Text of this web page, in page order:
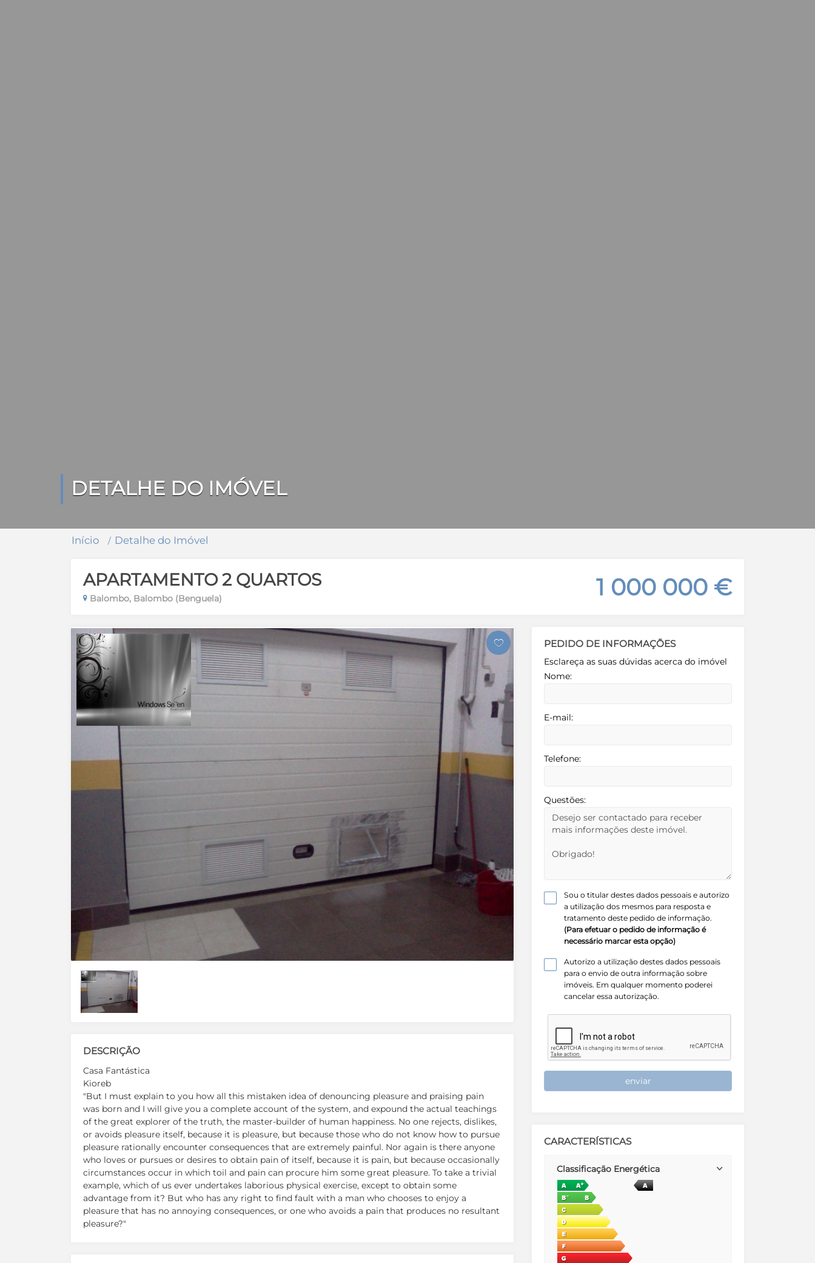
DETALHE DO IMÓVEL
Início Detalhe do Imóvel
APARTAMENTO 2 QUARTOS
Balombo, Balombo (Benguela) 1 000 000 €
DESCRIÇÃO
Casa Fantástica
Kioreb
"But I must explain to you how all this mistaken idea of denouncing pleasure and praising pain
was born and I will give you a complete account of the system, and expound the actual teachings
of the great explorer of the truth, the master-builder of human happiness. No one rejects, dislikes,
or avoids pleasure itself, because it is pleasure, but because those who do not know how to pursue
pleasure rationally encounter consequences that are extremely painful. Nor again is there anyone
who loves or pursues or desires to obtain pain of itself, because it is pain, but because occasionally
circumstances occur in which toil and pain can procure him some great pleasure. To take a trivial
example, which of us ever undertakes laborious physical exercise, except to obtain some
advantage from it? But who has any right to find fault with a man who chooses to enjoy a
pleasure that has no annoying consequences, or one who avoids a pain that produces no resultant
pleasure?"
PEDIDO DE INFORMAÇÕES
Esclareça as suas dúvidas acerca do imóvel
Nome:
E-mail:
Telefone:
Questões:
Sou o titular destes dados pessoais e autorizo
a utilização dos mesmos para resposta e
tratamento deste pedido de informação.
(Para efetuar o pedido de informação é
necessário marcar esta opção)
Autorizo a utilização destes dados pessoais
para o envio de outra informação sobre
imóveis. Em qualquer momento poderei
cancelar essa autorização.
enviar
CARACTERÍSTICAS
Classificação Energética